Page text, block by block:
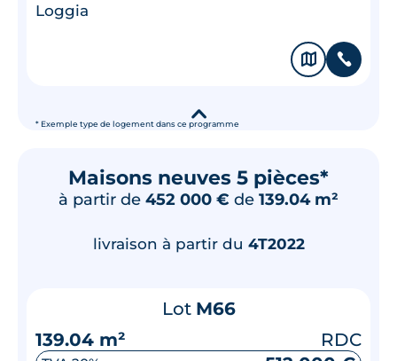
* Exemple type de logement dans ce programme
Loggia
🗞 📞
▾
Maisons neuves 5 pièces*
à partir de 452 000 € de 139.04 m²
livraison à partir du 4T2022
Lot M66
139.04 m²
RDC